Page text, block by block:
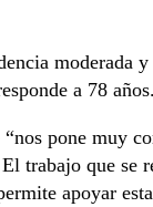
moderada
a 78 años.
pone muy
trabajo que se
apoyar